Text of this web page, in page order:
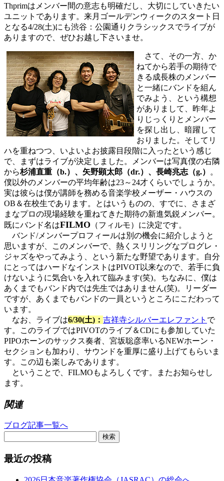
Thprimはメンバー間の意志も明確だし、大切にしていきたい
ユニットであります。来月ゴールデンウィークのスタート日
となる4/28(土)にも渋谷：公園通りクラシックスでライブが
ありますので、ぜひお越し下さいませ。
さて、その一方、か
ねてから若手の期待で
きる成長株のメンバー
と一緒にバンドを組ん
でみよう、という構想
がありまして、昨年よ
りじっくりとメンバー
を探し出し、暗躍して
おりました。そしてリ
ハを重ねつつ、いよいよお披露目段階に入ったという感じ
で、まずはライブが決定しました。メンバーは写真僕の右隣
から杉浦直重（b.）、矢野顕太郎（dr.）、長崎兆志（g.）
。
僕以外のメンバーの平均年齢は23～24才くらいでしょうか。
実は彼らは僕が講師を務める音楽学校メーザー・ハウスの
OB＆在校生であります。とはいうものの、すでに、さまざ
まなプロの現場経験を重ねてきた期待の新進気鋭メンバー。
既にバンド名はFILMO （フィルモ）に決定です。
バンド/メンバープロフィールは別の機会に紹介しようと
思いますが、このメンバーで、熱くスリリングなプログレ・
ジャズをやってみよう、という新たな野望であります。自分
にとってはハードなインストはPIVOT以来なので、若手に負
けないように気合いを入れて臨みます(笑)。ちなみに、僕は
あくまでもバンド内では先生ではありません(笑)。リーダー
ですが、あくまでもバンドの一員というところにこだわって
います。
なお、ライブは6/30(土)： 吉祥寺シルバーエレファント で
す。このライブではPIVOTのライブ＆CDにも参加していた
PIPOホーンのサックス奏者、宮坂聡彦率いるNEWホーン・
セクションも加わり、サウンドを重厚に盛り上げてもらいま
す。この辺も楽しみであります。
ということで、FILMOもよろしくです。またお知らせし
ます。
関連
ブログ記事一覧へ
検索
最近の投稿